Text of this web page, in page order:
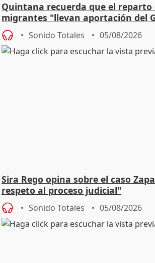
Quintana recuerda que el reparto
migrantes "llevan aportación del
central
Sonido Totales 05/08/2026
Sira Rego opina sobre el caso
respeto al proceso judicial"
Sonido Totales 05/08/2026